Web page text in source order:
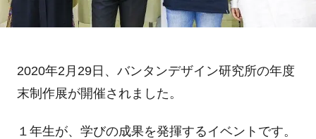
2020年2月29日、バンタンデザイン研究所の年度
末制作展が開催されました。
１年生が、学びの成果を発揮するイベントです。